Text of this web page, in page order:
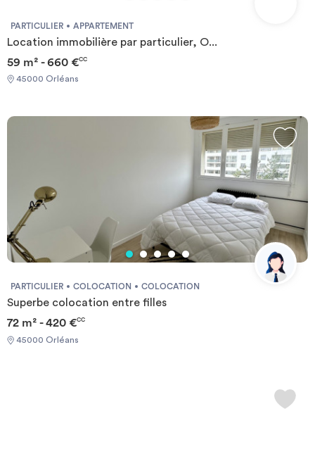
PARTICULIER APPARTEMENT
Location immobilière par particulier, O...
59 m² - 660 €CC
45000 Orléans
PARTICULIER COLOCATION COLOCATION
Superbe colocation entre filles
72 m² - 420 €CC
45000 Orléans